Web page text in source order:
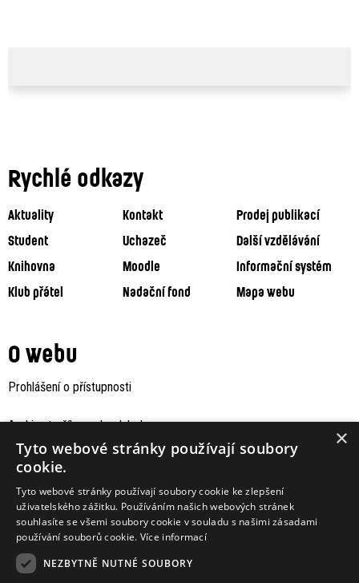
Rychlé odkazy
Aktuality Kontakt
Prodej publikací
Student
Uchazeč
Další vzdělávání
Knihovna
Moodle
Informační systém
Klub přátel
Nadační fond Mapa webu
O webu
Prohlášení o přístupnosti
Archiv staršího webu Jaboku ×
Tyto webové stránky používají soubory
cookie.
Tyto webové stránky používají soubory cookie ke zlepšení
uživatelského zážitku. Používáním našich webových stránek
souhlasíte se všemi soubory cookie v souladu s našimi zásadami
používání souborů cookie. Více informací
NEZBYTNĚ NUTNÉ SOUBORY